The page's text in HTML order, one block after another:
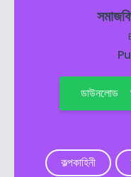
ডাউনলোড
কল্পকাহিনী